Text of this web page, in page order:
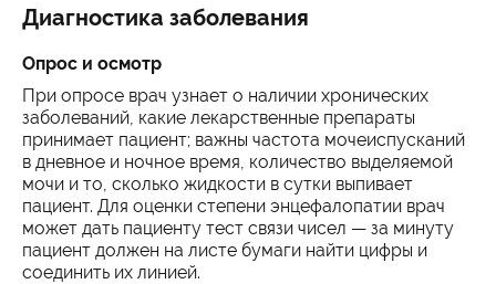
Диагностика заболевания
Опрос и осмотр
При опросе врач узнает о наличии хронических
заболеваний, какие лекарственные препараты
принимает пациент; важны частота мочеиспусканий
в дневное и ночное время, количество выделяемой
мочи и то, сколько жидкости в сутки выпивает
пациент. Для оценки степени энцефалопатии врач
может дать пациенту тест связи чисел — за минуту
пациент должен на листе бумаги найти цифры и
соединить их линией.